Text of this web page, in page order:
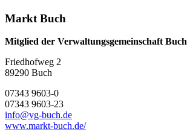
Markt Buch
Mitglied der Verwaltungsgemeinschaft Buch
Friedhofweg 2
89290 Buch
07343 9603-0
07343 9603-23
info@vg-buch.de
www.markt-buch.de/